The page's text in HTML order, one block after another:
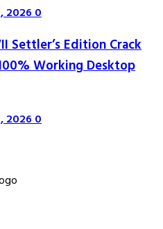
20260
Settler’s Edition Crack
Working Desktop
20260